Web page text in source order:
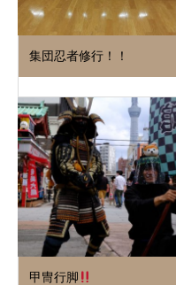
集団忍者修行！！
甲冑行脚